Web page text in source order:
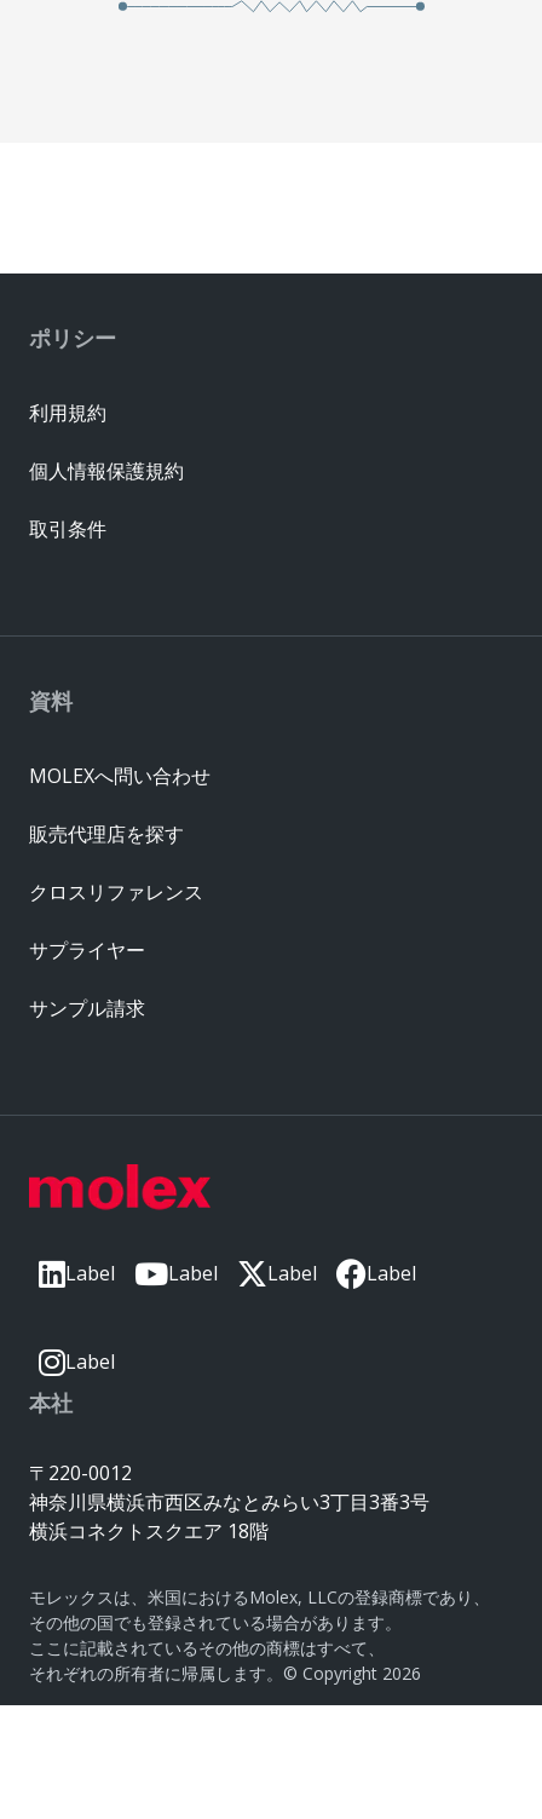
Label Label Label Label
Label
本社
〒220-0012
神奈川県横浜市西区みなとみらい3丁目3番3号
横浜コネクトスクエア 18階
モレックスは、米国におけるMolex, LLCの登録商標であり、
その他の国でも登録されている場合があります。
ここに記載されているその他の商標はすべて、
それぞれの所有者に帰属します。© Copyright 2026
資料
MOLEXへ問い合わせ
販売代理店を探す
クロスリファレンス
サプライヤー
サンプル請求
ポリシー
利用規約
個人情報保護規約
取引条件